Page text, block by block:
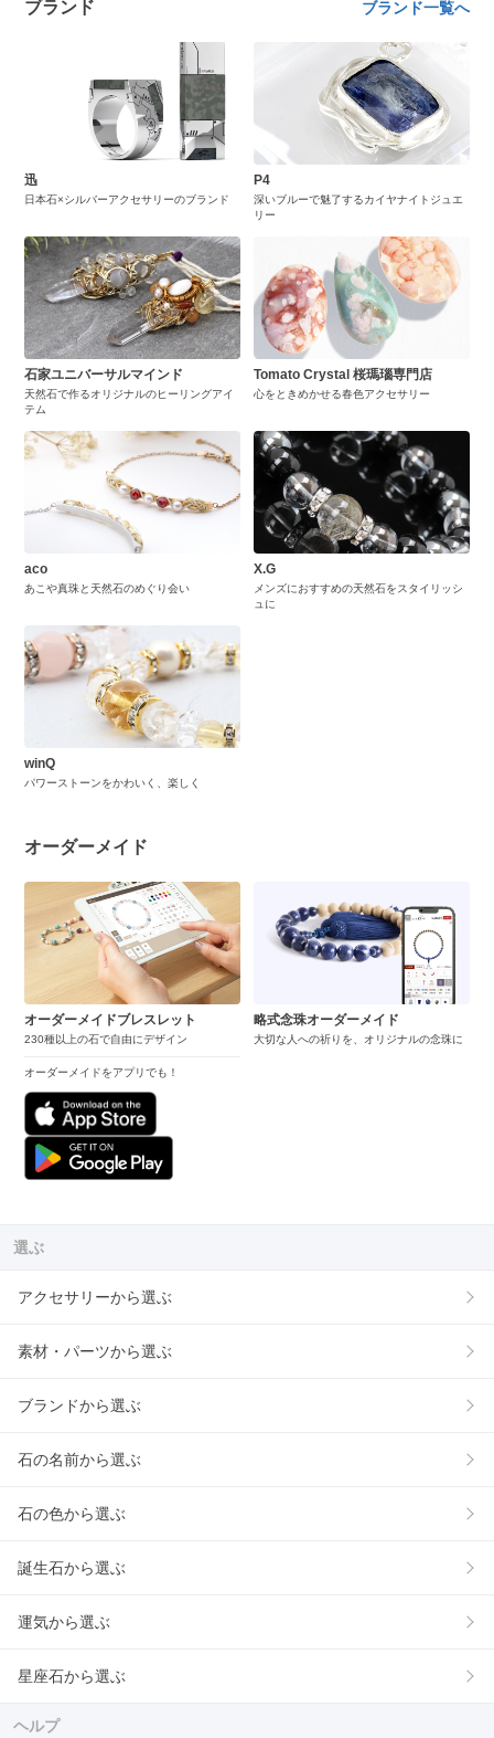
ブランド ブランド一覧へ
迅
日本石×シルバーアクセサリーのブランド
P4
深いブルーで魅了するカイヤナイトジュエ
リー
石家ユニバーサルマインド
天然石で作るオリジナルのヒーリングアイ
テム
Tomato Crystal 桜瑪瑙専門店
心をときめかせる春色アクセサリー
aco
あこや真珠と天然石のめぐり会い
X.G
メンズにおすすめの天然石をスタイリッシ
ュに
winQ
パワーストーンをかわいく、楽しく
オーダーメイド
オーダーメイドブレスレット
230種以上の石で自由にデザイン
オーダーメイドをアプリでも！
略式念珠オーダーメイド
大切な人への祈りを、オリジナルの念珠に
選ぶ
アクセサリーから選ぶ
素材・パーツから選ぶ
ブランドから選ぶ
石の名前から選ぶ
石の色から選ぶ
誕生石から選ぶ
運気から選ぶ
星座石から選ぶ
ヘルプ